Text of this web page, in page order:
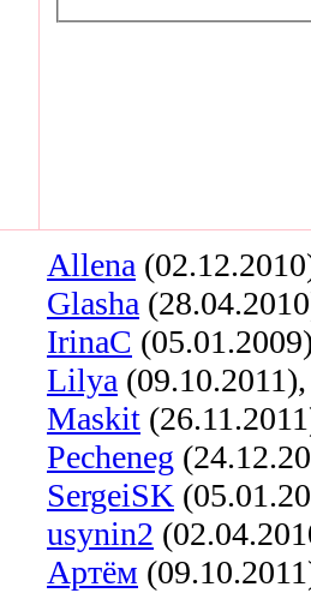
Allena
Glasha
IrinaC
Lilya
Maskit
Pecheneg
SergeiSK
usynin2
Артём